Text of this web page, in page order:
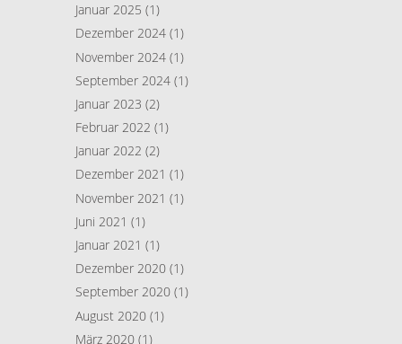
Januar 2025 (1)
Dezember 2024 (1)
November 2024 (1)
September 2024 (1)
Januar 2023 (2)
Februar 2022 (1)
Januar 2022 (2)
Dezember 2021 (1)
November 2021 (1)
Juni 2021 (1)
Januar 2021 (1)
Dezember 2020 (1)
September 2020 (1)
August 2020 (1)
März 2020 (1)